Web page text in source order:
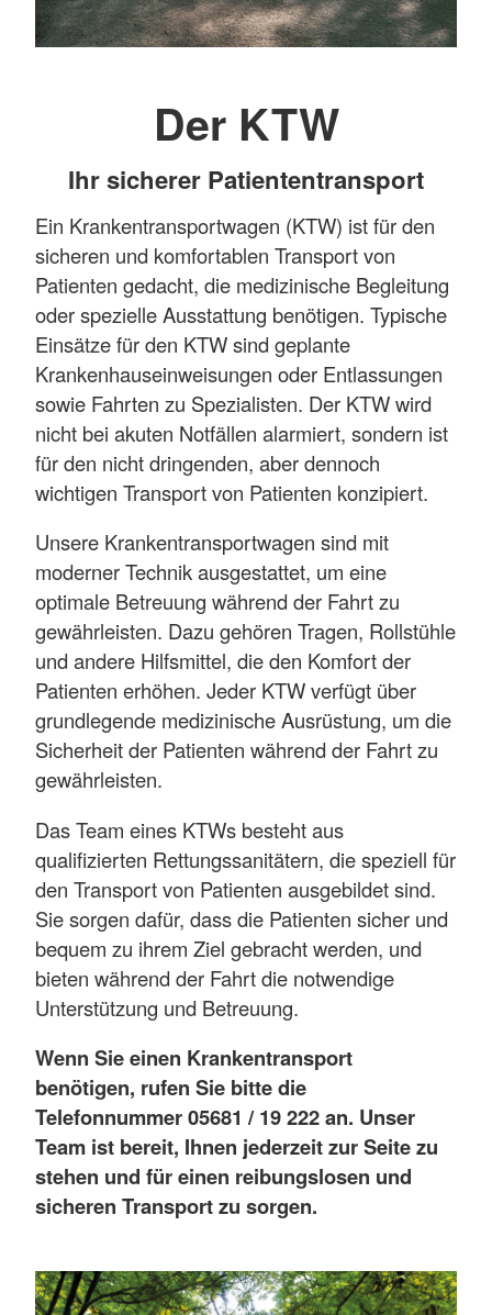
Der KTW
Ihr sicherer Patiententransport
Ein Krankentransportwagen (KTW) ist für den
sicheren und komfortablen Transport von
Patienten gedacht, die medizinische Begleitung
oder spezielle Ausstattung benötigen. Typische
Einsätze für den KTW sind geplante
Krankenhauseinweisungen oder Entlassungen
sowie Fahrten zu Spezialisten. Der KTW wird
nicht bei akuten Notfällen alarmiert, sondern ist
für den nicht dringenden, aber dennoch
wichtigen Transport von Patienten konzipiert.
Unsere Krankentransportwagen sind mit
moderner Technik ausgestattet, um eine
optimale Betreuung während der Fahrt zu
gewährleisten. Dazu gehören Tragen, Rollstühle
und andere Hilfsmittel, die den Komfort der
Patienten erhöhen. Jeder KTW verfügt über
grundlegende medizinische Ausrüstung, um die
Sicherheit der Patienten während der Fahrt zu
gewährleisten.
Das Team eines KTWs besteht aus
qualifizierten Rettungssanitätern, die speziell für
den Transport von Patienten ausgebildet sind.
Sie sorgen dafür, dass die Patienten sicher und
bequem zu ihrem Ziel gebracht werden, und
bieten während der Fahrt die notwendige
Unterstützung und Betreuung.
Wenn Sie einen Krankentransport
benötigen, rufen Sie bitte die
Telefonnummer 05681 / 19 222 an. Unser
Team ist bereit, Ihnen jederzeit zur Seite zu
stehen und für einen reibungslosen und
sicheren Transport zu sorgen.